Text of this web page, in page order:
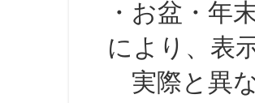
・お盆・年
により、表
実際と異な